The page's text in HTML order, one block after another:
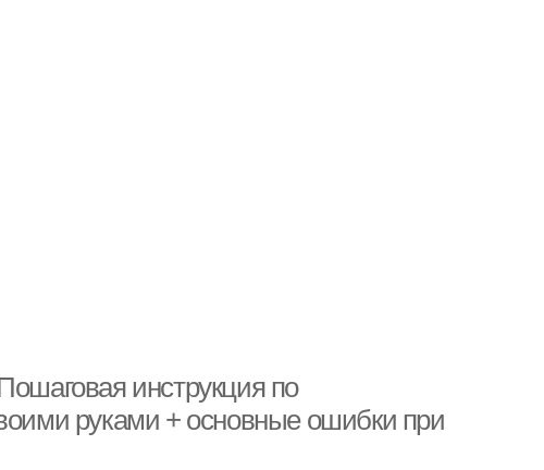
инструкция по
руками + основные ошибки при